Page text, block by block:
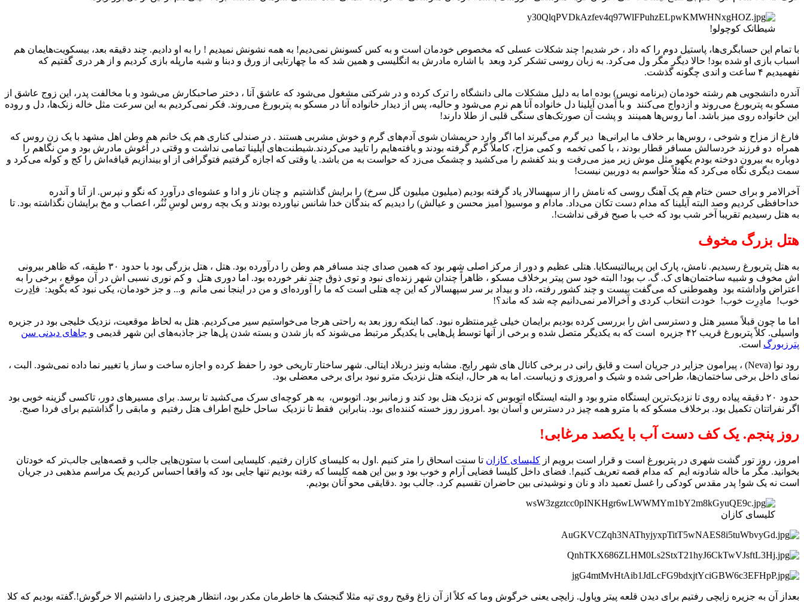
شیطانک کوچولو!
با تمام این حسابگری‌ها، پاستیل دوم را که داد ، خر شدیم! چند شکلات عسلی که مخصوص خودمان است و به کس کسونش نمی‌دیم! به همه نشونش نمیدیم ! را به او دادیم. چند دقیقه بعد، بیسکویت‌هایمان هم
اسباب بازی او شده بود! حالا دیگر مگر ول می‌کرد. به زبان روسی تشکر کرد وبعد با اشاره مادرش به انگلیسی و همین شد که ما چهارتایی از ورق و دبنا و شبه مارپله بازی کردیم و از هر دری گفتیم که
نفهمیدیم ۴ ساعت و اندی چگونه گذشت.
آندره دانشجویی هم رشته خودمان (برنامه نویس) بوده اما به دلیل مشکلات مالی دانشگاه را ترک کرده و در شرکتی مشغول می‌شود که عاشق آنا ، دختر صاحبکارش می‌شود و با مخالفت پدر، این زوج عاشق از
مسکو به پتربورغ می‌روند و ازدواج می‌کنند و با آمدن آیلینا دل خانواده آنا هم نرم می‌شود و حالیه، پس از دیدار خانواده آنا در مسکو به پتربورغ می‌روند. فکر نمی‌کردیم به این سرعت مثل خاله زنک‌ها، دل و روده
این خانواده روی میز باشد. اما روس‌ها همینند و پشت آن صورتک‌های سنگی قلبی از طلا دارند!
فارغ از مزاح و شوخی ، روس‌ها بر خلاف ما ایرانی‌ها دیر گرم می‌گیرند اما اگر وارد حریمشان شوی آدم‌های گرم و خوش مشربی هستند . در صندلی کناری هم یک خانم هم وطن اهل مشهد با یک زن روس که
همراه دو فرزند خردسالش مسافر قطار بودند ، با کمی تخمه و کمی مزاح، کاملاً گرم گرفته بودند و یافته‌هایم را تایید می‌کردند.شیطنت‌های آیلینا تمامی نداشت و وقتی در آغوش مادرش بود و من نگاهم را
دوباره به بیرون دوخته بودم یکهو مثل موش زیر میز می‌رفت و بند کفشم را می‌کشید و چشمک می‌زد که حواست به من باشد. یا وقتی که اجازه گرفتیم فتوگرافی از او بیندازیم قیافه‌اش را کج و کوله می‌کرد و
سمت دیگری نگاه می‌کرد که مثلاً حواسم به دوربین نیست!
آخرالامر و برای حسن ختام هم یک آهنگ روسی که نامش را از سپهسالار یاد گرفته بودیم (میلیون میلیون گل سرخ) را برایش گذاشتیم و چنان ناز و ادا و عشوه‌ای درآورد که نگو و نپرس. از آنا و آندره
خداحافظی کردیم وصد البته آیلینا که مدام دست تکان می‌داد. مادام و موسیو( آمیز محسن و عیالش) را دیدیم که بندگان خدا شانس نیاورده بودند و یک بچه روس لوسِ نُنُر، اعصاب و مخ برایشان نگذاشته بود. تا
به هتل رسیدیم تقریبا آخر شب بود که خب با صبح فرقی نداشت!.
هتل بزرگ مخوف
به هتل پتربورغ رسیدیم. نامش، پارک این پریبالتیسکایا. هتلی عظیم و دور از مرکز اصلی شهر بود که همین صدای چند مسافر هم وطن را درآورده بود. هتل ، هتل بزرگی بود با حدود ۳۰ طبقه، که ظاهر بیرونی
اش مخوف و شبیه ساختمان‌های ک. گ. ب بود! البته خود سن پیتر برخلاف مسکو ، ظاهراً چندان شهر زنده‌ای نبود و توی ذوق چند نفر خورده بود. اما دوری هتل و کم نوری نسبی اش در آن موقع ، برخی را به
اعتراض واداشته بود وهموطنی که می‌گفت بیست و چند کشور رفته، داد و بیداد بر سر سپهسالار که این چه هتلی است که ما را آورده‌ای و من در اینجا نمی مانم و... و جز خودمان، یکی نبود که بگوید: فاِدِرت
خوب! مادِرِت خوب! خودت انتخاب کردی و آخرالامر نمی‌دانیم چه شد که ماند؟!
اما ما چون قبلاً مسیر هتل و دسترسی اش را بررسی کرده بودیم برایمان خیلی غیرمنتظره نبود. کما اینکه روز بعد به راحتی هرجا می‌خواستیم سیر می‌کردیم. هتل به لحاظ موقعیت، نزدیک خلیجی بود در جزیره
واسیلی. کلاً پتربورغ قریب ۴۲ جزیره است که به یکدیگر متصل شده و برخی از آنها توسط پل‌هایی با یکدیگر مرتبط می‌شوند که باز شدن و بسته شدن پل‌ها جز جاذبه‌های این شهر قدیمی و
جاهای دیدنی سن
پترزبورگ است.
رود نوا (Neva) ، پیرامون جزایر در جریان است و قایق رانی در برخی کانال های شهر رایج. مشابه ونیز دربلاد ایتالی. شهر ساختار تاریخی خود را حفظ کرده و اجازه ساخت و ساز یا تغییر نما داده نمی‌شود. البت ،
نمای داخل برخی ساختمان‌ها، طراحی شده و شیک و امروزی و زیباست. اما به هر حال، اینکه هتل نزدیک مترو نبود برای برخی معضلی بود.
حدود ۲۰ دقیقه پیاده روی تا نزدیک‌ترین ایستگاه مترو بود و البته ایستگاه اتوبوس که نزدیک هتل بود کند و زمانبر بود. اتوبوس، به هر کوچه‌ای سرک می‌کشید تا برسد. برای مسیرهای دور، تاکسی گزینه خوبی بود
اگر نفراتتان تکمیل بود. برخلاف مسکو که با مترو همه چیز در دسترس و آسان بود .امروز روز خسته کننده‌ای بود. بنابراین فقط تا نزدیک ساحل خلیج اطراف هتل رفتیم و مابقی را گذاشتیم برای فردا صبح.
روز پنجم. یک کف دست آب با یکصد مرغابی!
امروز، روز تور گشت شهری در پتربورغ است و قرار است برویم از کلیسای کازان تا سنت اسحاق را متر کنیم .اول به کلیسای کازان رفتیم. کلیسایی است با ستون‌هایی جالب و قصه‌هایی جالب‌تر که خودتان
بخوانید. مگر ما خاله شادونه ایم که مدام قصه تعریف کنیم!. فضای داخل کلیسا فضایی آرام و خوب بود و بین این همه کلیسا که رفته بودیم تنها جایی بود که واقعا احساس کردیم یک مراسم مذهبی در جریان
است نه یک شو! پدر مقدس کودکی را غسل تعمید داد و نان و نوشیدنی بین حاضران تقسیم کرد. جالب بود .دقایقی محو آنان بودیم.
کلیسای کازان
بعداز آن به جزیره زایچی رفتیم برای دیدن قلعه پیتر وپاول. زایچی یعنی خرگوش وما که کلاً از آن زاغ وقیح روی تپه مثلا گنجشک ها خاطرمان مکدر بود، انتظار هرچیزی را داشتیم الا خرگوش!.گفته بودیم که کلا